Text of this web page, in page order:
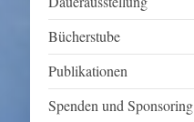
Bücherstube
Publikationen
Spenden und Sponsoring